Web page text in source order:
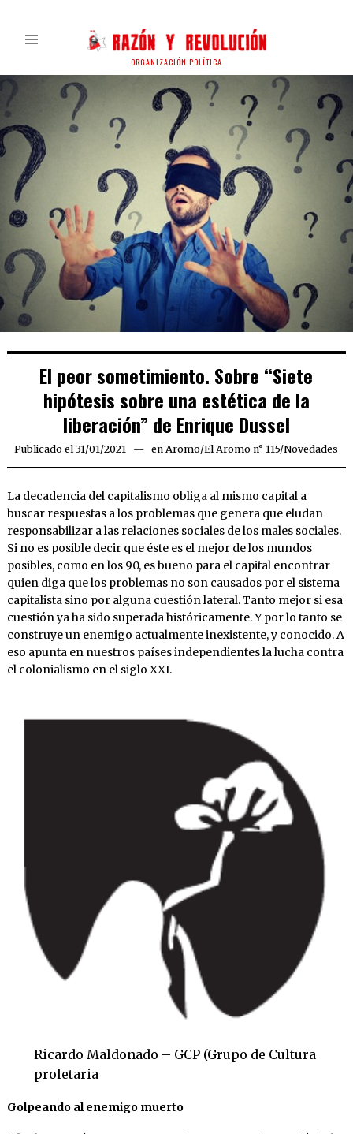
ORGANIZACIÓN POLÍTICA
El peor sometimiento. Sobre “Siete
hipótesis sobre una estética de la
liberación” de Enrique Dussel
Publicado el 31/01/2021 30/01/2021
en Aromo/El Aromo n° 115/Novedades
La decadencia del capitalismo obliga al mismo capital a
buscar respuestas a los problemas que genera que eludan
responsabilizar a las relaciones sociales de los males sociales.
Si no es posible decir que éste es el mejor de los mundos
posibles, como en los 90, es bueno para el capital encontrar
quien diga que los problemas no son causados por el sistema
capitalista sino por alguna cuestión lateral. Tanto mejor si esa
cuestión ya ha sido superada históricamente. Y por lo tanto se
construye un enemigo actualmente inexistente, y conocido. A
eso apunta en nuestros países independientes la lucha contra
el colonialismo en el siglo XXI.
Ricardo Maldonado – GCP (Grupo de Cultura
proletaria
Golpeando al enemigo muerto